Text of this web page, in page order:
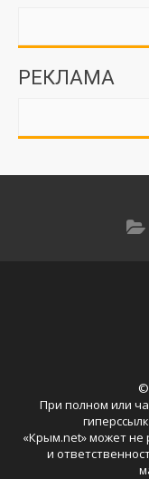
РЕКЛАМА
©
При полном или
«Крым.net» может не
и